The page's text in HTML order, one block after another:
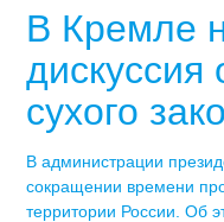
В Кремле
дискуссия
сухого
В администрации
сокращении времени
территории России. Об